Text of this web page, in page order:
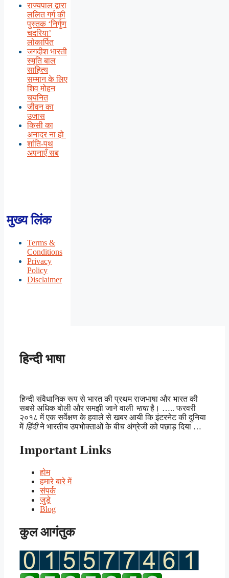
राज्यपाल द्वारा
ललित गर्ग की
पुस्तक ‘निर्गुण
चदरिया’
लोकार्पित
जगदीश भारती
स्मृति बाल
साहित्य
सम्मान के लिए
शिव मोहन
चयनित
जीवन का
उजास
किसी का
अनादर ना हो
शांति-पथ
अपनाएँ सब
मुख्य लिंक
Terms &
Conditions
Privacy
Policy
Disclaimer
हिन्दी भाषा
हिन्दी संवैधानिक रूप से भारत की प्रथम राजभाषा और भारत की
सबसे अधिक बोली और समझी जाने वाली भाषाहै। ….. फरवरी
२०१८ में एक सर्वेक्षण के हवाले से खबर आयी कि इंटरनेट की दुनिया
में हिंदीने भारतीय उपभोक्ताओं के बीच अंग्रेजी को पछाड़ दिया …
Important Links
होम
हमारे बारे में
संपर्क
जुड़े
Blog
कुल आगंतुक